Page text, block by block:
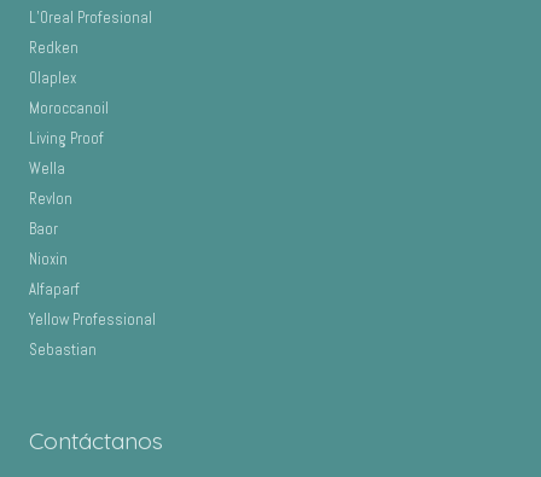
L’Oreal Profesional
Redken
Olaplex
Moroccanoil
Living Proof
Wella
Revlon
Baor
Nioxin
Alfaparf
Yellow Professional
Sebastian
Contáctanos